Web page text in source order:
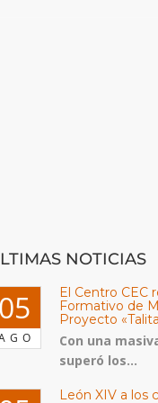
NOTICIAS
El Centro CEC
Formativo de
Proyecto
Con una
superó los...
León XIV a los